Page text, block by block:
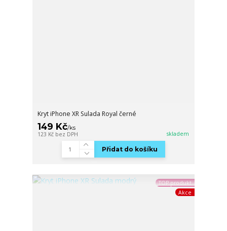
Kryt iPhone XR Sulada Royal černé
149 Kč/ks
123 Kč bez DPH skladem
Přidat do košíku
TOP produkt
Akce